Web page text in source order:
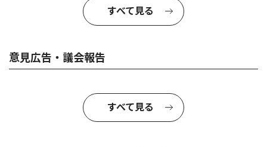
すべて見る
意見広告・議会報告
すべて見る